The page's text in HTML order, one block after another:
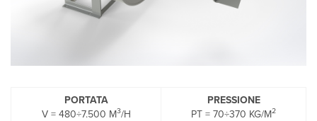
PORTATA
V = 480÷7.500 M3/H
PRESSIONE
PT = 70÷370 KG/M2